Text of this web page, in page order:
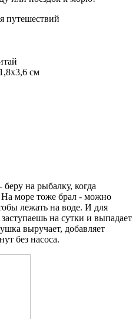
путешествий
см
на рыбалку, когда
На море тоже брал - можно
лежать на воде. И для
на сутки и выпадает
выручает, добавляет
без насоса.